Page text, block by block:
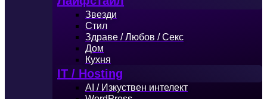
Звезди
Стил
Здраве / Любов / Секс
Дом
Кухня
IT / Hosting
AI / Изкуствен интелект